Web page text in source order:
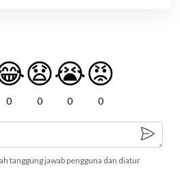
0
😧
0
😭
0
😡
0
tanggung jawab pengguna dan diatur